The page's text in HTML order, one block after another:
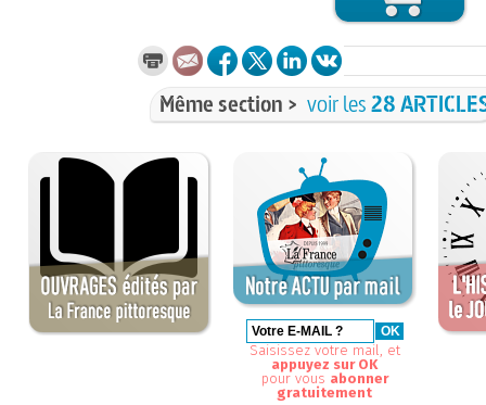
Même section > voir les28
Saisissez votre mail, et
appuyez sur OK
pour vous abonner
gratuitement